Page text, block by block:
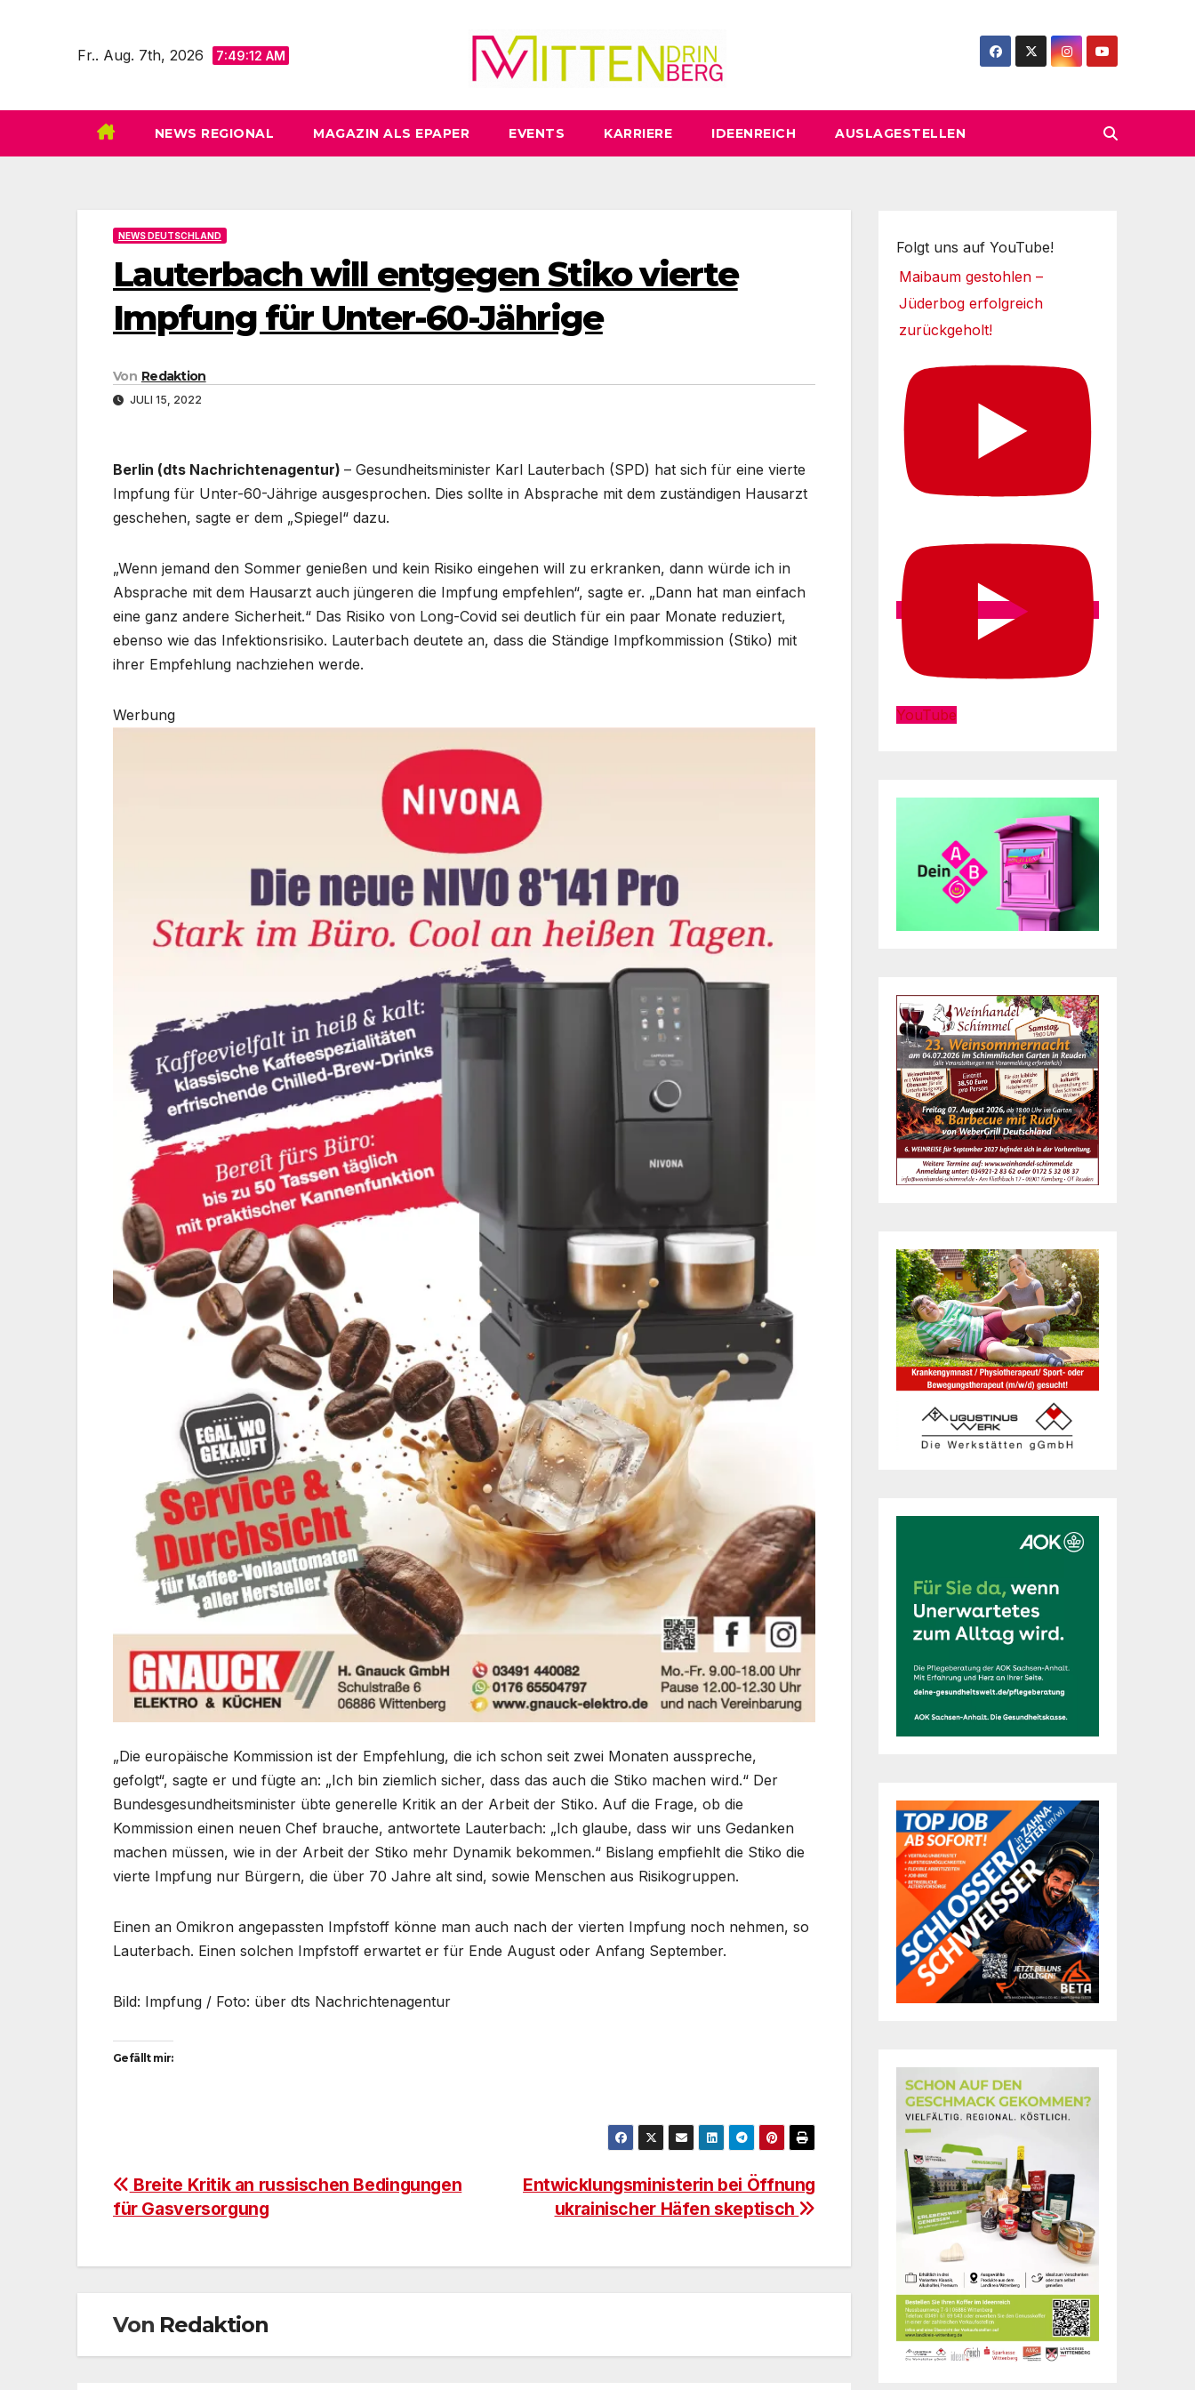
Fr.. Aug. 7th, 2026 7:49:14 AM
NEWS REGIONAL MAGAZIN ALS EPAPER EVENTS KARRIERE IDEENREICH AUSLAGESTELLEN
NEWS DEUTSCHLAND
Lauterbach will entgegen Stiko vierte
Impfung für Unter-60-Jährige
Von Redaktion
JULI 15, 2022
Berlin (dts Nachrichtenagentur) – Gesundheitsminister Karl Lauterbach (SPD) hat sich für eine vierte
Impfung für Unter-60-Jährige ausgesprochen. Dies sollte in Absprache mit dem zuständigen Hausarzt
geschehen, sagte er dem „Spiegel“ dazu.
„Wenn jemand den Sommer genießen und kein Risiko eingehen will zu erkranken, dann würde ich in
Absprache mit dem Hausarzt auch jüngeren die Impfung empfehlen“, sagte er. „Dann hat man einfach
eine ganz andere Sicherheit.“ Das Risiko von Long-Covid sei deutlich für ein paar Monate reduziert,
ebenso wie das Infektionsrisiko. Lauterbach deutete an, dass die Ständige Impfkommission (Stiko) mit
ihrer Empfehlung nachziehen werde.
Werbung
„Die europäische Kommission ist der Empfehlung, die ich schon seit zwei Monaten ausspreche,
gefolgt“, sagte er und fügte an: „Ich bin ziemlich sicher, dass das auch die Stiko machen wird.“ Der
Bundesgesundheitsminister übte generelle Kritik an der Arbeit der Stiko. Auf die Frage, ob die
Kommission einen neuen Chef brauche, antwortete Lauterbach: „Ich glaube, dass wir uns Gedanken
machen müssen, wie in der Arbeit der Stiko mehr Dynamik bekommen.“ Bislang empfiehlt die Stiko die
vierte Impfung nur Bürgern, die über 70 Jahre alt sind, sowie Menschen aus Risikogruppen.
Einen an Omikron angepassten Impfstoff könne man auch nach der vierten Impfung noch nehmen, so
Lauterbach. Einen solchen Impfstoff erwartet er für Ende August oder Anfang September.
Bild: Impfung / Foto: über dts Nachrichtenagentur
Gefällt mir:
Beitragsnavigation
Entwicklungsministerin bei Öffnung
ukrainischer Häfen skeptisch
Breite Kritik an russischen Bedingungen
für Gasversorgung
Von Redaktion
Folgt uns auf YouTube!
Maibaum gestohlen –
Jüderbog erfolgreich
zurückgeholt!
YouTube